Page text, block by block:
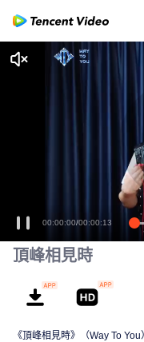
00:00:00/00:00:13
頂峰相見時
《頂峰相見時》（Way To